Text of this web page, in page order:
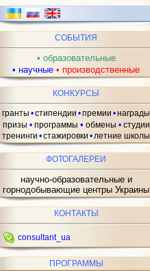
СОБЫТИЯ
• образовательные
• научные • производственные
КОНКУРСЫ
гранты •стипендии •премии •награды
призы • программы • обмены • студии
тренинги •стажировки •летние школы
ФОТОГАЛЕРЕИ
научно-образовательные и
горнодобывающие центры Украины
КОНТАКТЫ
consultant_ua
ПРОГРАММЫ